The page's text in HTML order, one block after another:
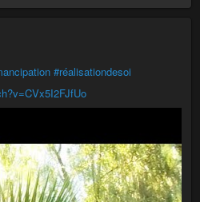
#réalisationdesoi